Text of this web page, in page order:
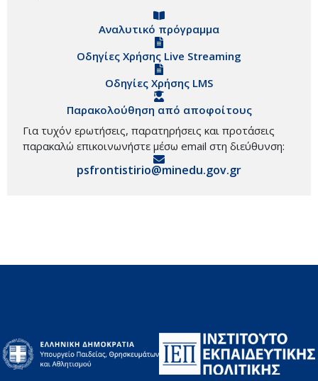
Αναλυτικό πρόγραμμα
Οδηγίες Χρήσης Live Streaming
Οδηγίες Χρήσης LMS
Παρακολούθηση από αποφοίτους
Για τυχόν ερωτήσεις, παρατηρήσεις και προτάσεις
παρακαλώ επικοινωνήστε μέσω email στη διεύθυνση:
psfrontistirio@minedu.gov.gr